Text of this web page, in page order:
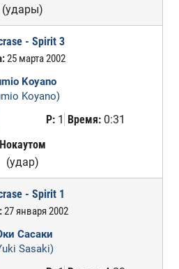
(удары)
- Spirit 3
25 марта 2002
Koyano
Koyano)
Р:1 Время:0:31
Нокаутом
(удар)
- Spirit 1
27 января 2002
Сасаки
Sasaki)